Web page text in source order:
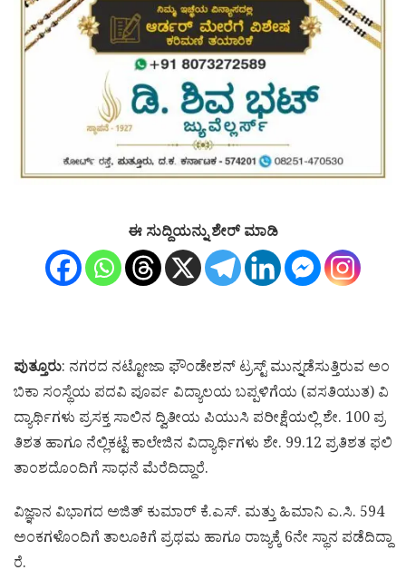
ಈ ಸುದ್ದಿಯನ್ನು ಶೇರ್ ಮಾಡಿ
ಪುತ್ತೂರು: ನಗರದ ನಟ್ಟೋಜಾ ಫೌಂಡೇಶನ್ ಟ್ರಸ್ಟ್ ಮುನ್ನಡೆಸುತ್ತಿರುವ ಅಂ
ಬಿಕಾ ಸಂಸ್ಥೆಯ ಪದವಿ ಪೂರ್ವ ವಿದ್ಯಾಲಯ ಬಪ್ಪಳಿಗೆಯ (ವಸತಿಯುತ) ವಿ
ದ್ಯಾರ್ಥಿಗಳು ಪ್ರಸಕ್ತ ಸಾಲಿನ ದ್ವಿತೀಯ ಪಿಯುಸಿ ಪರೀಕ್ಷೆಯಲ್ಲಿ ಶೇ. 100 ಪ್ರ
ತಿಶತ ಹಾಗೂ ನೆಲ್ಲಿಕಟ್ಟೆ ಕಾಲೇಜಿನ ವಿದ್ಯಾರ್ಥಿಗಳು ಶೇ. 99.12 ಪ್ರತಿಶತ ಫಲಿ
ತಾಂಶದೊಂದಿಗೆ ಸಾಧನೆ ಮೆರೆದಿದ್ದಾರೆ.
ವಿಜ್ಞಾನ ವಿಭಾಗದ ಅಜಿತ್ ಕುಮಾರ್ ಕೆ.ಎಸ್. ಮತ್ತು ಹಿಮಾನಿ ಎ.ಸಿ. 594
ಅಂಕಗಳೊಂದಿಗೆ ತಾಲೂಕಿಗೆ ಪ್ರಥಮ ಹಾಗೂ ರಾಜ್ಯಕ್ಕೆ 6ನೇ ಸ್ಥಾನ ಪಡೆದಿದ್ದಾ
ರೆ.